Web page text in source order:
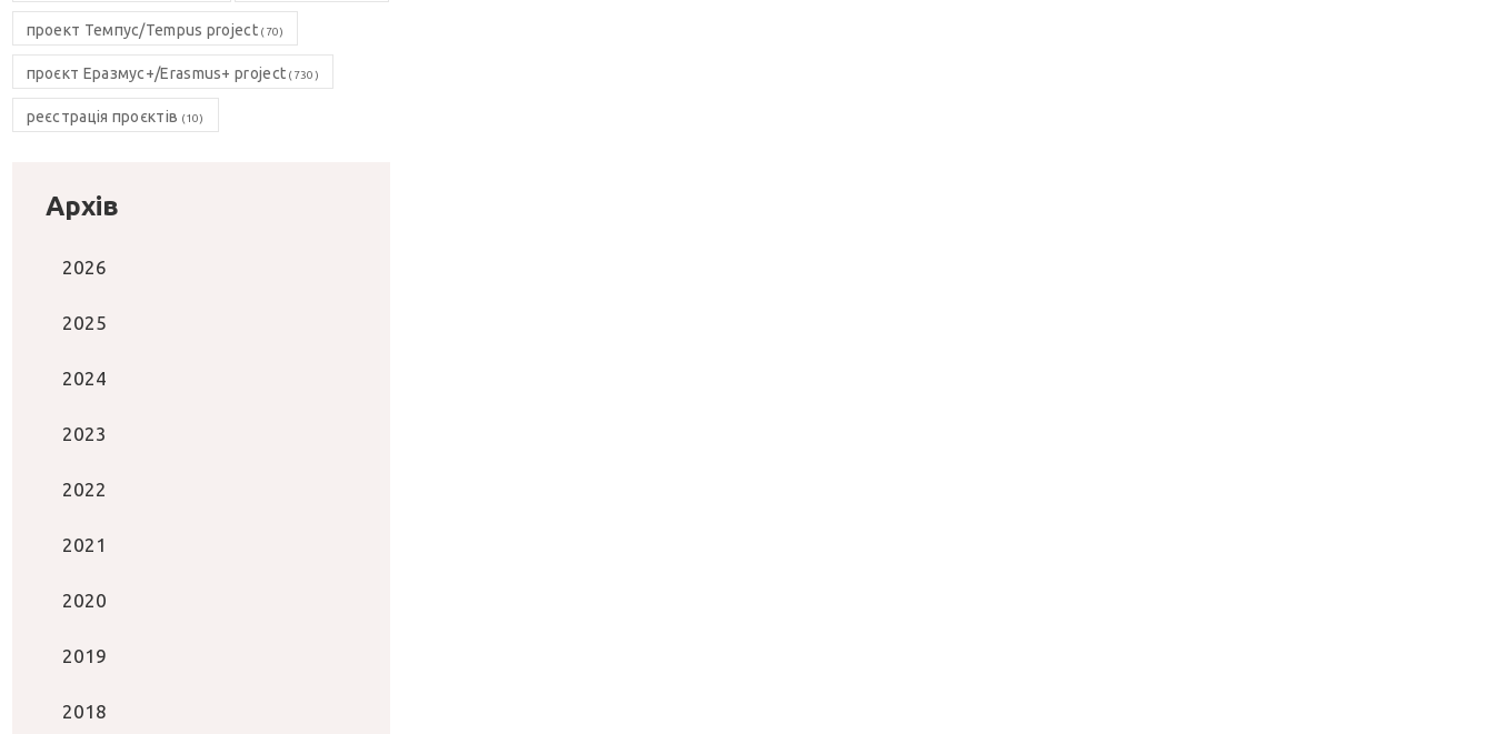
проект Темпус/Tempus project(70)
проєкт Еразмус+/Erasmus+ project (730)
реєстрація проєктів (10)
Архів
2026
2025
2024
2023
2022
2021
2020
2019
2018